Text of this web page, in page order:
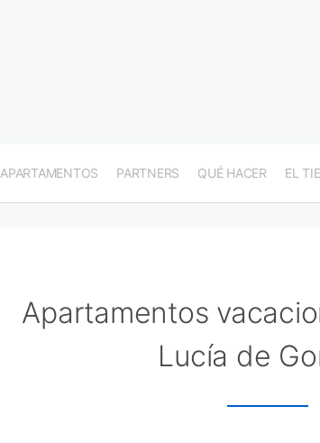
APARTAMENTOS PARTNERS QUÉ HACER EL
Apartamentos
Lucía de